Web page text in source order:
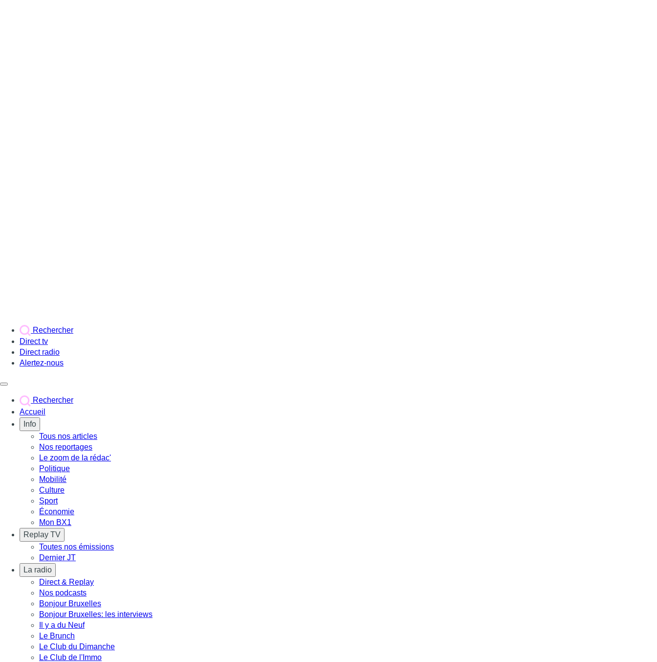
Rechercher
Direct tv
Direct radio
Alertez-nous
Rechercher
Accueil
Info
Tous nos articles
Nos reportages
Le zoom de la rédac'
Politique
Mobilité
Culture
Sport
Économie
Mon BX1
Replay TV
Toutes nos émissions
Dernier JT
La radio
Direct & Replay
Nos podcasts
Bonjour Bruxelles
Bonjour Bruxelles: les interviews
Il y a du Neuf
Le Brunch
Le Club du Dimanche
Le Club de l'Immo